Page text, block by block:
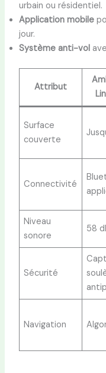
urbain ou résidentiel.
Application mobile
jour.
Système anti-vol
Attribut
Surface
couverte
Connectivité
Niveau
sonore
58
Sécurité
Navigation